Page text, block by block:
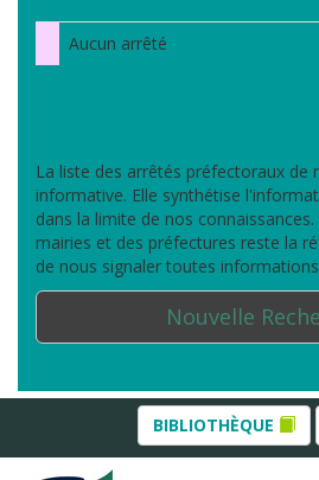
Aucun arrêté
La liste des arrêtés préfectoraux de
informative. Elle synthétise
dans la limite de nos
mairies et des préfectures reste la
de nous signaler toutes
Nouvelle
BIBLIOTHÈQUE